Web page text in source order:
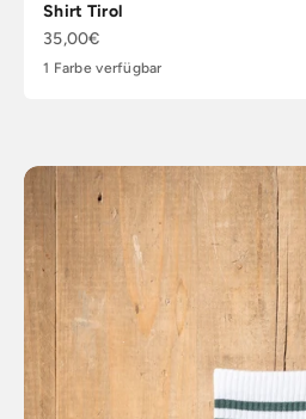
Shirt Tirol
Angebot
35,00€
1 Farbe verfügbar